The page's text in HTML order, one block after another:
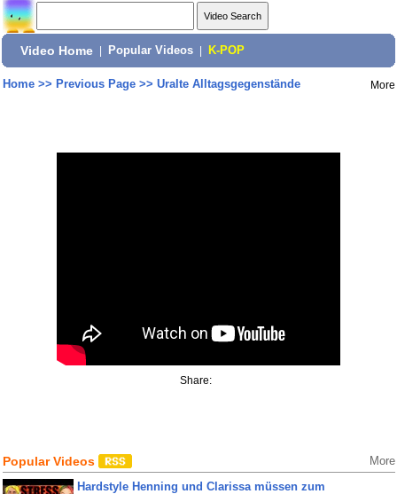
Video Home Popular Videos K-POP
Home>> Previous Page>> Uralte Alltagsgegenstände More
Share:
Popular Videos More
Hardstyle Henning und Clarissa müssen zum